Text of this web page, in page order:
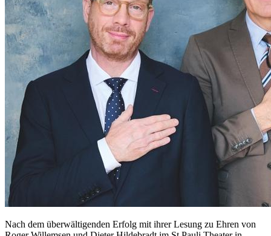
Nach dem überwältigenden Erfolg mit ihrer Lesung zu Ehren von